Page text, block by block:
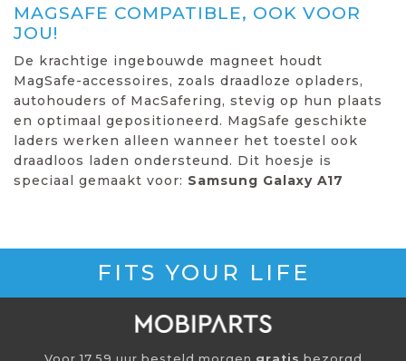
MAGSAFE COMPATIBLE, OOK VOOR
JOU!
De krachtige ingebouwde magneet houdt
MagSafe-accessoires, zoals draadloze opladers,
autohouders of MacSafering, stevig op hun plaats
en optimaal gepositioneerd. MagSafe geschikte
laders werken alleen wanneer het toestel ook
draadloos laden ondersteund. Dit hoesje is
speciaal gemaakt voor: Samsung Galaxy A17
FITS YOUR LIFE